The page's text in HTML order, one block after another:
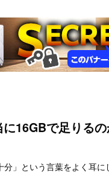
16GBで足りるの
分」という言葉をよく耳